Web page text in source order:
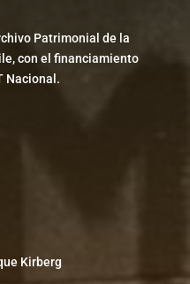
Patrimonial de la
con el financiamiento
Nacional.
Kirberg